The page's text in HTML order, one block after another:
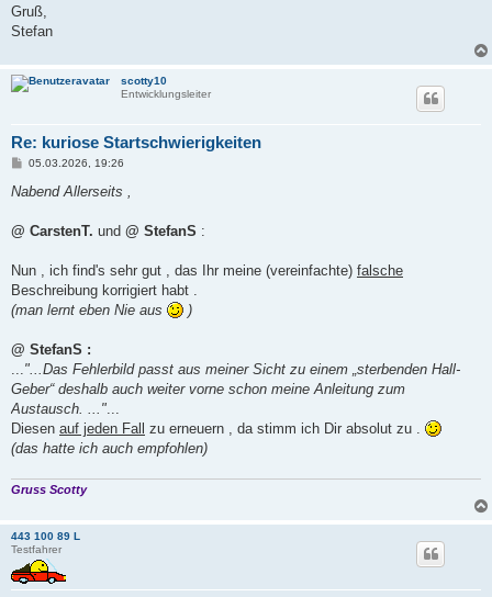
Gruß,
Stefan
scotty10
Entwicklungsleiter
Re: kuriose Startschwierigkeiten
B
i
a
05.03.2026, 19:26
Nabend Allerseits ,
@ CarstenT. und @ StefanS :
Nun , ich find's sehr gut , das Ihr meine (vereinfachte) falsche
Beschreibung korrigiert habt .
(man lernt eben Nie aus
)
@ StefanS :
..."...Das Fehlerbild passt aus meiner Sicht zu einem „sterbenden Hall-
Geber“ deshalb auch weiter vorne schon meine Anleitung zum
Austausch. ..."...
Diesen auf jeden Fall zu erneuern , da stimm ich Dir absolut zu .
(das hatte ich auch empfohlen)
Gruss Scotty
443 100 89 L
Testfahrer